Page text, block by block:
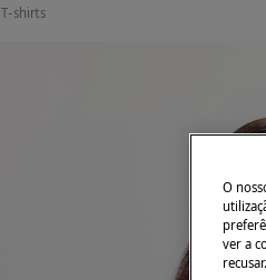
T-shirts
O
ver a
recusar.